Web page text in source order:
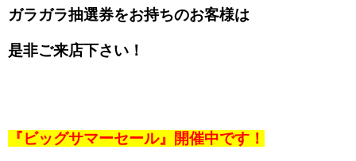
ガラガラ抽選券をお持ちのお客様は
是非ご来店下さい！
『ビッグサマーセール』開催中です！